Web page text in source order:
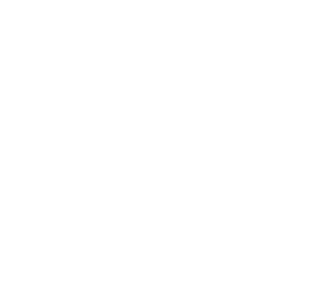
un nouveau mot de passe » de l’article III ci-dessus.
de services dans le cadre de la tenue des comptes
en cas de retrait d’habilitation par l’Entreprise ou le
Retraite Entreprises à l’adresse suivante :
Paribas - Epargne & Retraite Entreprises de la notification.
mis en place au sein de l’Entreprise et selon son degré